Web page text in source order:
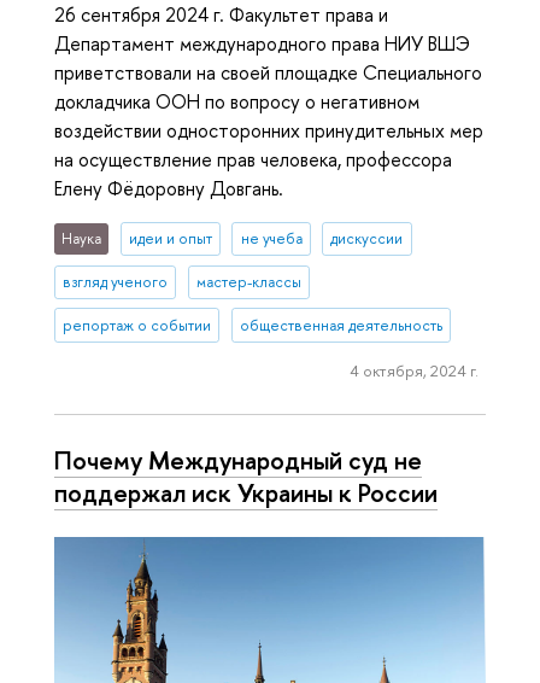
26 сентября 2024 г. Факультет права и
Департамент международного права НИУ ВШЭ
приветствовали на своей площадке Специального
докладчика ООН по вопросу о негативном
воздействии односторонних принудительных мер
на осуществление прав человека, профессора
Елену Фёдоровну Довгань.
Наука идеи и опыт не учеба дискуссии
взгляд ученого мастер-классы
репортаж о событии общественная деятельность
4 октября, 2024 г.
Почему Международный суд не
поддержал иск Украины к России